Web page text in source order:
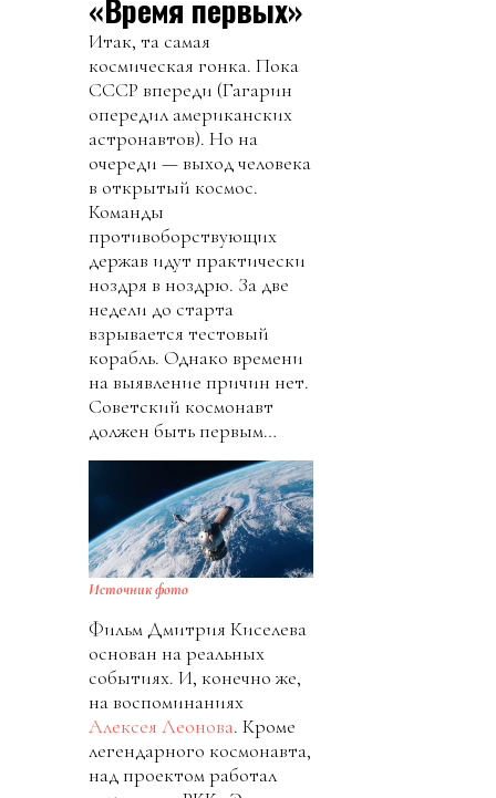
«Время первых»
Итак, та самая
космическая гонка. Пока
СССР впереди (Гагарин
опередил американских
астронавтов). Но на
очереди — выход человека
в открытый космос.
Команды
противоборствующих
держав идут практически
ноздря в ноздрю. За две
недели до старта
взрывается тестовый
корабль. Однако времени
на выявление причин нет.
Советский космонавт
должен быть первым…
Источник фото
Фильм Дмитрия Киселева
основан на реальных
событиях. И, конечно же,
на воспоминаниях
Алексея Леонова. Кроме
легендарного космонавта,
над проектом работал